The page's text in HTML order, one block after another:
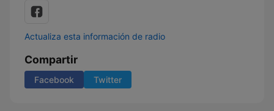
Actualiza esta información de radio
Compartir
Facebook Twitter